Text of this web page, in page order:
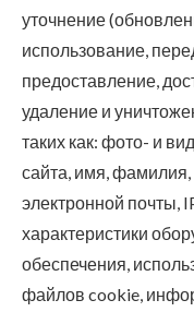
уточнение
использование,
предоставление,
удаление и
таких как: фото- и
сайта, имя,
электронной почты,
характеристики
обеспечения,
файлов cookie,